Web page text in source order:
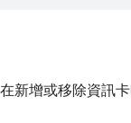
新增或移除資訊